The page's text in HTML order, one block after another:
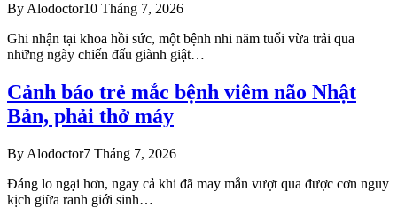
By Alodoctor10 Tháng 7, 2026
Ghi nhận tại khoa hồi sức, một bệnh nhi năm tuổi vừa trải qua
những ngày chiến đấu giành giật…
Cảnh báo trẻ mắc bệnh viêm não Nhật
Bản, phải thở máy
By Alodoctor7 Tháng 7, 2026
Đáng lo ngại hơn, ngay cả khi đã may mắn vượt qua được cơn nguy
kịch giữa ranh giới sinh…